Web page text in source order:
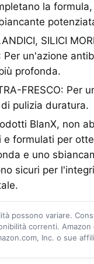
la
SILICI
Per un'azione
profonda.
FRESCO: Per
pulizia duratura.
BlanX, non
e formulati per
e uno
sicuri per
possono variare.
correnti. Amazon
Inc. o sue